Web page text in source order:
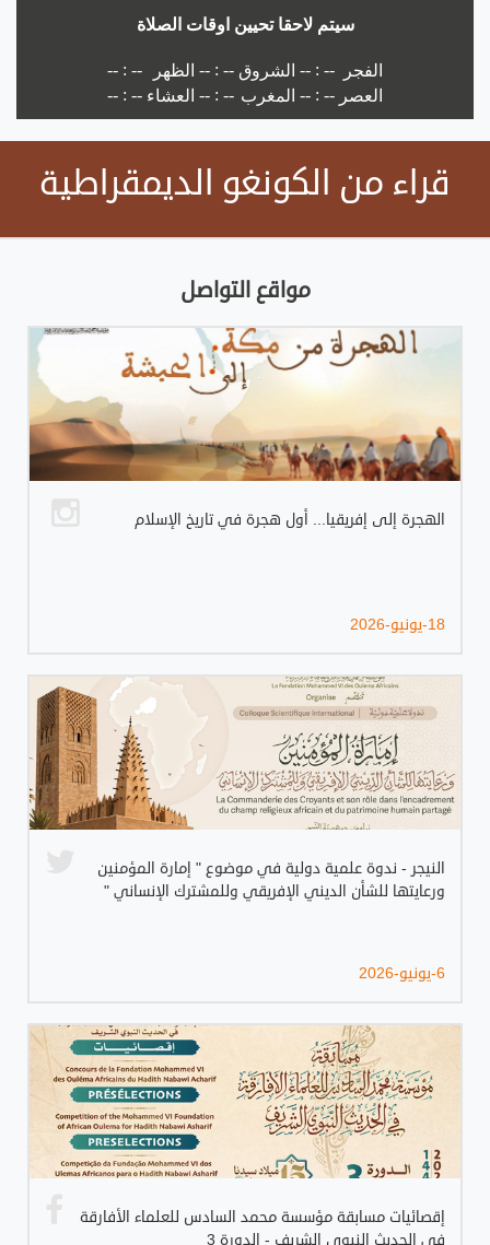
قراء من الكونغو الديمقراطية
مواقع التواصل
الهجرة إلى إفريقيا... أول هجرة في تاريخ الإسلام
18-يونيو-2026
النيجر - ندوة علمية دولية في موضوع " إمارة المؤمنين
ورعايتها للشأن الديني الإفريقي وللمشترك الإنساني "
6-يونيو-2026
إقصائيات مسابقة مؤسسة محمد السادس للعلماء الأفارقة
في الحديث النبوي الشريف - الدورة 3